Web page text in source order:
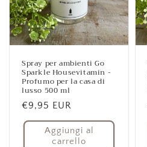
Spray per ambienti Go
Sparkle Housevitamin -
Profumo per la casa di
lusso 500 ml
Prezzo
di
listino
€9,95 EUR
Aggiungi al
carrello